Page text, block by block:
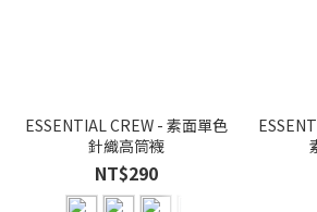
ESSENTIAL CREW - 素面單色
針織高筒襪
NT$290